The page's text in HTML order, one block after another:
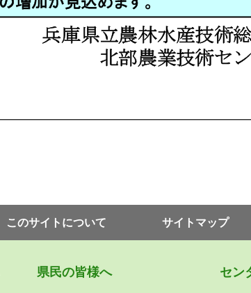
このサイトについて サイトマップ
県⺠の皆様へ セン